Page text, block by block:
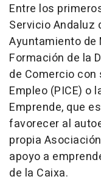
Entre los
Servicio Andaluz
Ayuntamiento de
Formación de la
de Comercio
Empleo (PICE) o
Emprende, que
favorecer al
propia
apoyo a
de la Caixa.